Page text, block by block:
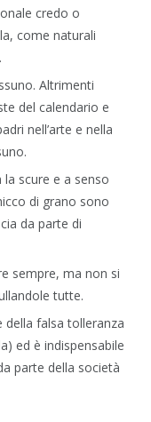
credo o
come naturali
Altrimenti
del calendario e
nell’arte e nella
la scure e a senso
di grano sono
da parte di
sempre, ma non si
tutte.
della falsa tolleranza
ed è indispensabile
parte della società